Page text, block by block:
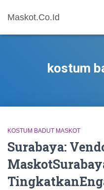
Maskot.Co.Id
kostum
KOSTUM BADUT MASKOT
Surabaya: